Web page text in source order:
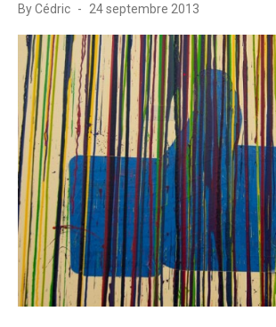
ByCédric
Posted
24 septembre 2013